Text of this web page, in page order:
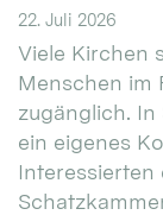
22. Juli 2026
Viele Kirchen
Menschen im
zugänglich.
ein eigenes
Interessierten